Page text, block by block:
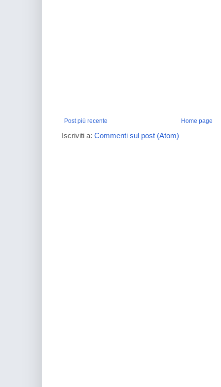
Post più recente Home page
Iscriviti a: Commenti sul post (Atom)